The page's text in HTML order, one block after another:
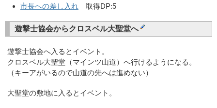
市長への差し入れ 取得DP:5
遊撃士協会からクロスベル大聖堂へ
遊撃士協会へ入るとイベント。
クロスベル大聖堂（マインツ山道）へ行けるようになる。
（キーアがいるので山道の先へは進めない）
大聖堂の敷地に入るとイベント。